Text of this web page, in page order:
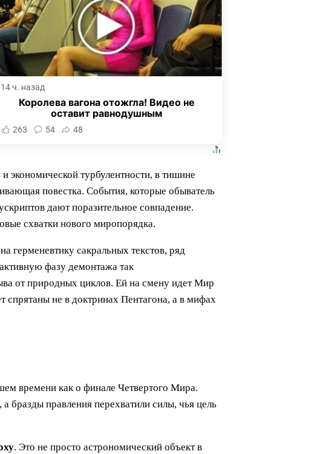
14 ч. назад
Королева вагона отожгла! Видео не
оставит равнодушным
263 54 48
экономической турбулентности, в тишине
повестка. События, которые обыватель
дают поразительное совпадение.
схватки нового миропорядка.
герменевтику сакральных текстов, ряд
фазу демонтажа так
от природных циклов. Ей на смену идет Мир
не в доктринах Пентагона, а в мифах
времени как о финале Четвертого Мира.
бразды правления перехватили силы, чья цель
. Это не просто астрономический объект в